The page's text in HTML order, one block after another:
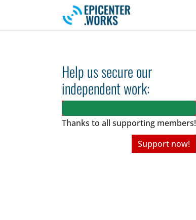
Skip to main navigation
Skip to main content
Skip to page footer
Help us secure our
independent work:
Thanks to all supporting members!
Support now!